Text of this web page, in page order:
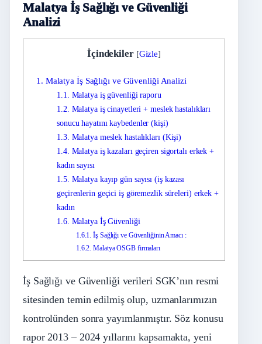
Malatya İş Sağlığı ve Güvenliği
Analizi
İçindekiler [Gizle]
1. Malatya İş Sağlığı ve Güvenliği Analizi
1.1. Malatya iş güvenliği raporu
1.2. Malatya iş cinayetleri + meslek hastalıkları
sonucu hayatını kaybedenler (kişi)
1.3. Malatya meslek hastalıkları (Kişi)
1.4. Malatya iş kazaları geçiren sigortalı erkek +
kadın sayısı
1.5. Malatya kayıp gün sayısı (iş kazası
geçirenlerin geçici iş göremezlik süreleri) erkek +
kadın
1.6. Malatya İş Güvenliği
1.6.1. İş Sağlığı ve Güvenliğinin Amacı :
1.6.2. Malatya OSGB firmaları
İş Sağlığı ve Güvenliği verileri SGK’nın resmi
sitesinden temin edilmiş olup, uzmanlarımızın
kontrolünden sonra yayımlanmıştır. Söz konusu
rapor 2013 – 2024 yıllarını kapsamakta, yeni